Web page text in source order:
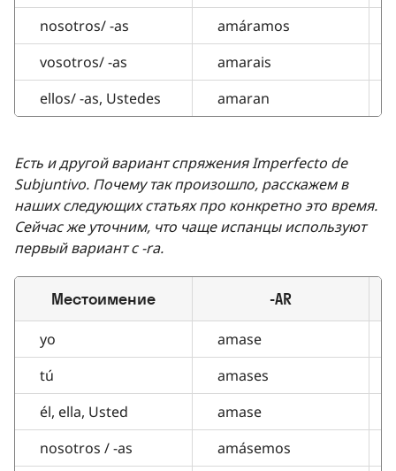
nosotros/ -as
amáramos
vosotros/ -as
amarais
ellos/ -as, Ustedes
amaran
Есть и другой вариант спряжения Imperfecto de
Subjuntivo. Почему так произошло, расскажем в
наших следующих статьях про конкретно это время.
Сейчас же уточним, что чаще испанцы используют
первый вариант с -ra.
Местоимение -AR
yo amase
tú
amases
él, ella, Usted
amase
nosotros / -as
amásemos